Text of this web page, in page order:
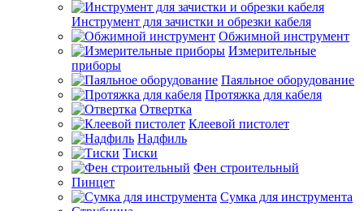
Инструмент для зачистки и обрезки кабеля
Обжимной инструмент
Измерительные
приборы
Паяльное оборудование
Протяжка для кабеля
Отвертка
Клеевой пистолет
Надфиль
Тиски
Фен строительный
Пинцет
Сумка для инструмента